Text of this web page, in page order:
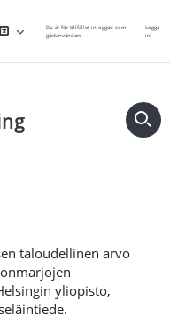
Du är för tillfället inloggad som
gästanvändare
Logga
in
taloudellinen arvo
yliopisto,